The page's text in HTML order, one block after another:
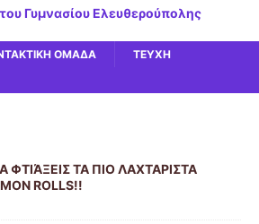
Γυμνασίου Ελευθερούπολης
ΟΜΑΔΑ
ΤΕΥΧΗ
ΦΤΙΆΞΕΙΣ ΤΑ ΠΙΟ ΛΑΧΤΑΡΙΣΤΑ
ROLLS!!